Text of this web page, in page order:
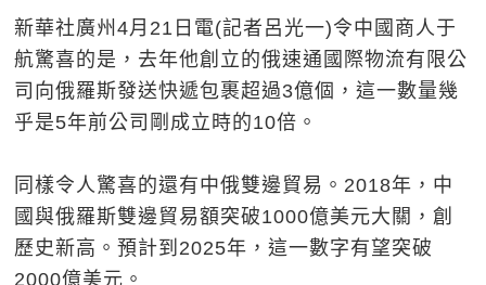
新華社廣州4月21日電(記者呂光一)令中國商人于
航驚喜的是，去年他創立的俄速通國際物流有限公
司向俄羅斯發送快遞包裹超過3億個，這一數量幾
乎是5年前公司剛成立時的10倍。
同樣令人驚喜的還有中俄雙邊貿易。2018年，中
國與俄羅斯雙邊貿易額突破1000億美元大關，創
歷史新高。預計到2025年，這一數字有望突破
2000億美元。